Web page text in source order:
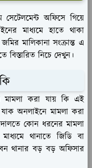
সেটেলমেন্ট অফিসে গিয়ে
মাধ্যমে হাতে থাকা
মালিকানা সংক্রান্ত এ
নিচে দেখুন।
মামলা করা যায় কি এই
অনলাইনে মামলা করা
কোন ধরনের মামলা
থানাতে জিডি বা
থানার বড় বড় অফিসার